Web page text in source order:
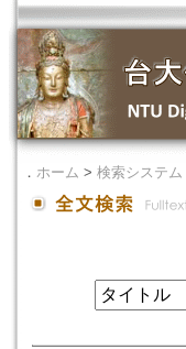
． ホーム > 検索システム